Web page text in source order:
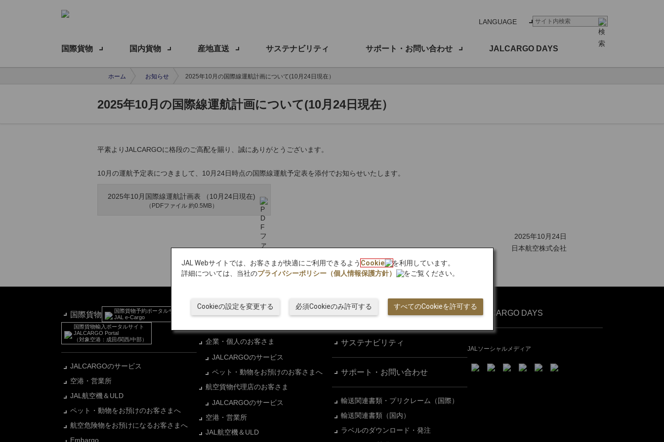
国際貨物 国内貨物 産地直送 サステナビリティ サポート・お問い合わせ JALCARGO DAYS
LANGUAGE
ホーム お知らせ 2025年10月の国際線運航計画について(10月24日現在）
2025年10月の国際線運航計画について(10月24日現在）
平素よりJALCARGOに格段のご高配を賜り、誠にありがとうございます。
10月の運航予定表につきまして、10月24日時点の国際線運航予定表を添付でお知らせいたします。
2025年10月国際線運航計画表 （10月24日現在)
（PDFファイル 約0.5MB）
2025年10月24日
日本航空株式会社
国際貨物
国際貨物予約ポータルサイト
JAL e-Cargo
国際貨物輸入ポータルサイト
JALCARGO Portal
（対象空港：成田/関西/中部）
JALCARGOのサービス
空港・営業所
JAL航空機＆ULD
ペット・動物をお預けのお客さまへ
航空危険物をお預けになるお客さまへ
Embargo
企業・個人のお客さま
JALCARGOのサービス
ペット・動物をお預けのお客さまへ
航空貨物代理店のお客さま
JALCARGOのサービス
空港・営業所
JAL航空機＆ULD
産地直送
サステナビリティ
サポート・お問い合わせ
輸送関連書類・プリクレーム（国際）
輸送関連書類（国内）
ラベルのダウンロード・発注
JALCARGO DAYS
JALソーシャルメディア
JAL Webサイトでは、お客さまが快適にご利用できるよう Cookie
を利用しています。
詳細については、当社のプライバシーポリシー（個人情報保護方針） をご覧ください。
すべてのCookieを許可する
必須Cookieのみ許可する
Cookieの設定を変更する